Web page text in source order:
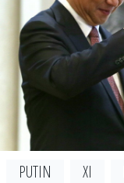
PUTIN XI